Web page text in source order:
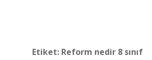
Etiket: Reform nedir 8 sınıf